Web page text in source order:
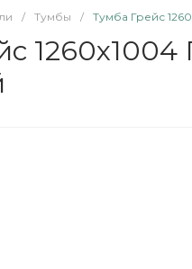
/ Тумбы / Тумба Грейс